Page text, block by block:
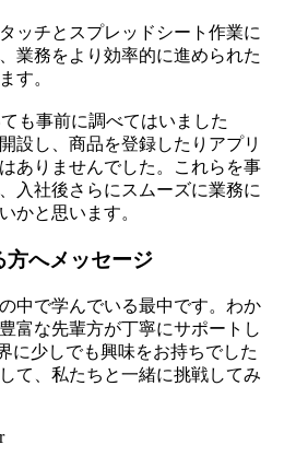
ッチとスプレッドシート作業に
業務をより効率的に進められた
す。
も事前に調べてはいました
設し、商品を登録したりアプリ
ありませんでした。これらを事
入社後さらにスムーズに業務に
かと思います。
方へメッセージ
中で学んでいる最中です。わか
富な先輩方が丁寧にサポートし
に少しでも興味をお持ちでした
て、私たちと一緒に挑戦してみ